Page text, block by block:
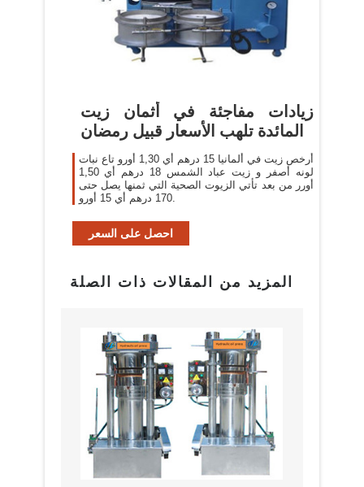
زيادات مفاجئة في أثمان زيت
المائدة تلهب الأسعار قبيل رمضان
أرخص زيت في ألمانيا 15 درهم أي 1,30 أورو تاع نبات
لونه أصفر و زيت عباد الشمس 18 درهم أي 1,50
أورر من بعد تأتي الزيوت الصحية التي ثمنها يصل حتى
170 درهم أي 15 أورو.
احصل على السعر
المزيد من المقالات ذات الصلة